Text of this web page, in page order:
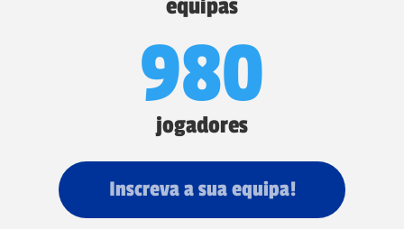
equipas
980
jogadores
Inscreva a sua equipa!